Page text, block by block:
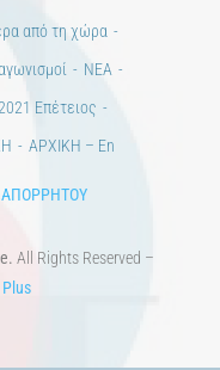
από τη χώρα
ΝΕΑ
Επέτειος
ΑΡΧΙΚΗ – En
ΑΠΟΡΡΗΤΟΥ
All Rights Reserved –